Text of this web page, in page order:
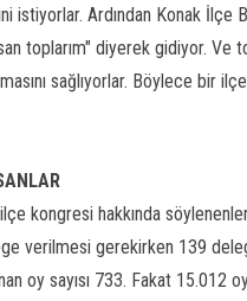
istiyorlar. Ardından Konak İlçe
toplarım" diyerek gidiyor. Ve
sağlıyorlar. Böylece bir
kongresi hakkında
verilmesi gerekirken 139
oy sayısı 733. Fakat 15.012